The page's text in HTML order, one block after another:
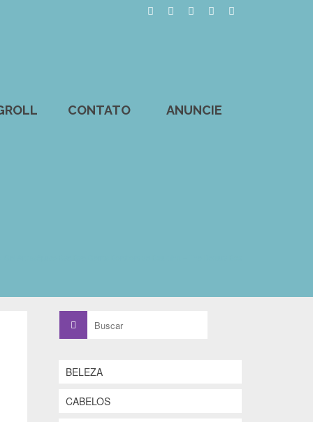
CONTATO ANUNCIE
por:
BELEZA
CABELOS